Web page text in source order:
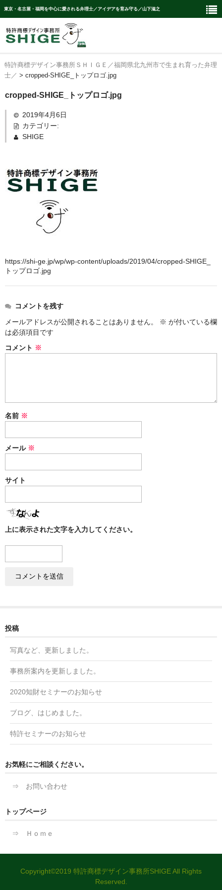
東京・名古屋・福岡を中心に愛される弁理士／アイデアを育み守る／山下滋之
Ｈｏｍｅ
特許・実案セクション
意匠セクション
講演セクション
カスタム顧問契約
知的財産権の管理・保守代行
Contact
特許商標デザイン事務所ＳＨＩＧＥ／福岡県北九州市で生まれ育った弁理
士／ >cropped-SHIGE_トップロゴ.jpg
cropped-SHIGE_トップロゴ.jpg
2019年4月6日
カテゴリー:
SHIGE
https://shi-ge.jp/wp/wp-content/uploads/2019/04/cropped-SHIGE_
トップロゴ.jpg
コメントを残す
メールアドレスが公開されることはありません。
※ が付いている欄
は必須項目です
コメント ※
名前 ※
メール ※
サイト
上に表示された文字を入力してください。
投稿
写真など、更新しました。
事務所案内を更新しました。
2020知財セミナーのお知らせ
ブログ、はじめました。
特許セミナーのお知らせ
お気軽にご相談ください。
⇒ お問い合わせ
トップページ
⇒ Ｈｏｍｅ
Copyright©2019 特許商標デザイン事務所SHIGE All Rights
Reserved.